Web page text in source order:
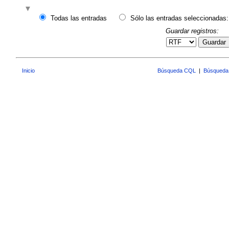
Todas las entradas
Sólo las entradas seleccionadas:
Guardar registros:
Guardar
Inicio Búsqueda CQL